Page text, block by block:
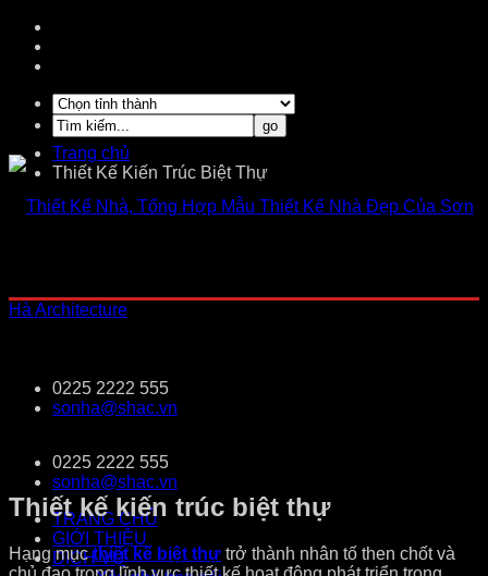
0225 2222 555
sonha@shac.vn
0225 2222 555
sonha@shac.vn
TRANG CHỦ
GIỚI THIỆU
DỊCH VỤ
Trang chủ
Thiết Kế Kiến Trúc Biệt Thự
Thiết kế kiến trúc biệt thự
Hạng mụcthiết kế biệt thự trở thành nhân tố then chốt và